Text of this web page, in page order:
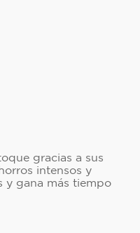
gracias a sus
intensos y
y gana más tiempo